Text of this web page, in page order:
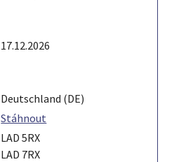
17.12.2026
Deutschland (DE)
Stáhnout
LAD 5RX
LAD 7RX